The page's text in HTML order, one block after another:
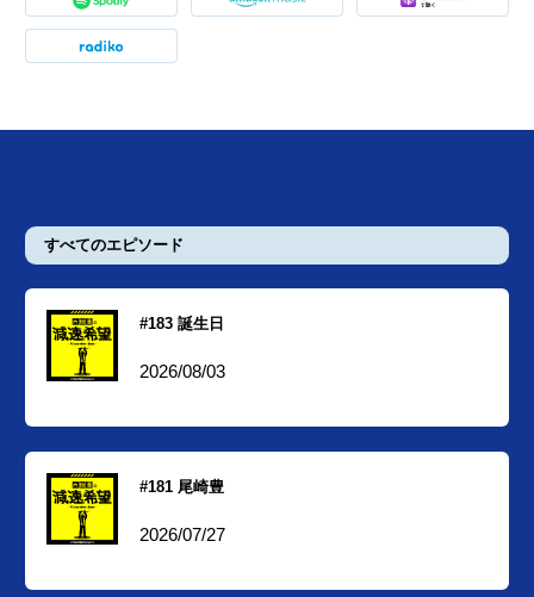
すべてのエピソード
#183 誕生日
2026/08/03
#181 尾崎豊
2026/07/27